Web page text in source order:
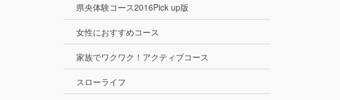
県央体験コース2016Pick up版
女性におすすめコース
家族でワクワク！アクティブコース
スローライフ